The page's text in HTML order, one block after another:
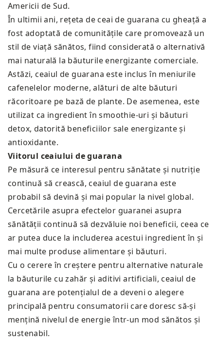
Americii de Sud.
În ultimii ani, rețeta de ceai de guarana cu gheață a
fost adoptată de comunitățile care promovează un
stil de viață sănătos, fiind considerată o alternativă
mai naturală la băuturile energizante comerciale.
Astăzi, ceaiul de guarana este inclus în meniurile
cafenelelor moderne, alături de alte băuturi
răcoritoare pe bază de plante. De asemenea, este
utilizat ca ingredient în smoothie-uri și băuturi
detox, datorită beneficiilor sale energizante și
antioxidante.
Viitorul ceaiului de guarana
Pe măsură ce interesul pentru sănătate și nutriție
continuă să crească, ceaiul de guarana este
probabil să devină și mai popular la nivel global.
Cercetările asupra efectelor guaranei asupra
sănătății continuă să dezvăluie noi beneficii, ceea ce
ar putea duce la includerea acestui ingredient în și
mai multe produse alimentare și băuturi.
Cu o cerere în creștere pentru alternative naturale
la băuturile cu zahăr și aditivi artificiali, ceaiul de
guarana are potențialul de a deveni o alegere
principală pentru consumatorii care doresc să-și
mențină nivelul de energie într-un mod sănătos și
sustenabil.